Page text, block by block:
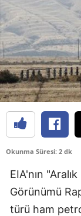
Okunma Süresi: 2 dk
EIA'nın
Görünümü
türü ham